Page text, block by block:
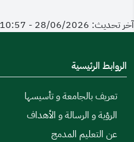
آخر تحديث: 28/06/2026 - 10:57
الروابط الرئيسية
تعريف بالجامعة و تأسيسها
الرؤية و الرسالة و الأهداف
عن التعليم المدمج